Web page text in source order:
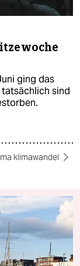
ging das
sind
klimawandel